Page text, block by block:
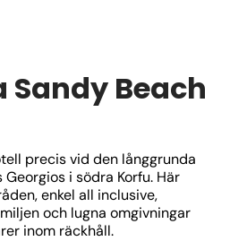
Sandy Beach
precis vid den långgrunda
i södra Korfu. Här
enkel all inclusive,
och lugna omgivningar
inom räckhåll.